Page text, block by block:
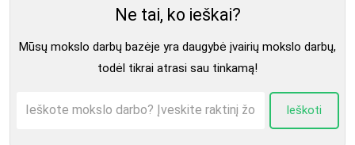
Ne tai, ko ieškai?
Mūsų mokslo darbų bazėje yra daugybė įvairių mokslo darbų,
todėl tikrai atrasi sau tinkamą!
Ieškoti